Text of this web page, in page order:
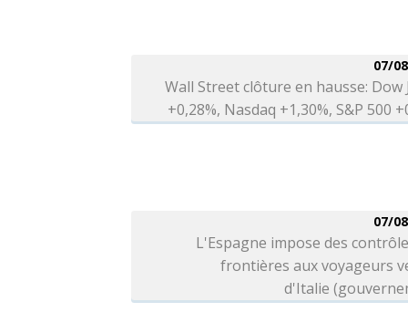
07/
Wall Street clôture en hausse: Dow
+0,28%, Nasdaq +1,30%, S&P 500
07/
L'Espagne impose des
frontières aux voyageurs
d'Italie